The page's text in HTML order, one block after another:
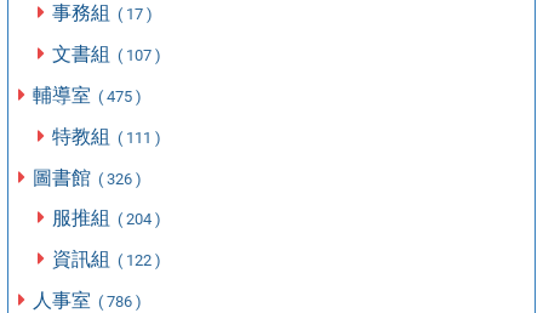
事務組 ( 17 )
文書組 ( 107 )
輔導室 ( 475 )
特教組 ( 111 )
圖書館 ( 326 )
服推組 ( 204 )
資訊組 ( 122 )
人事室 ( 786 )